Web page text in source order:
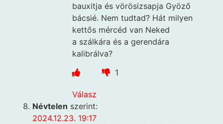
bauxitja és vörösizsapja Gyöző
bácsié. Nem tudtad? Hát milyen
kettős mércéd van Neked
a szálkára és a gerendára
kalibrálva?
1
Válasz
Névtelen szerint:
2024.12.23. 19:17